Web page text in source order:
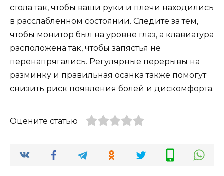
стола так, чтобы ваши руки и плечи находились
в расслабленном состоянии. Следите за тем,
чтобы монитор был на уровне глаз, а клавиатура
расположена так, чтобы запястья не
перенапрягались. Регулярные перерывы на
разминку и правильная осанка также помогут
снизить риск появления болей и дискомфорта.
Оцените статью